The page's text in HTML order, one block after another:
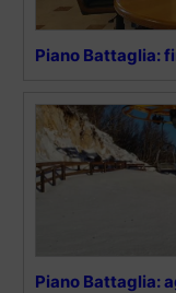
Piano Battaglia:
Piano Battaglia: